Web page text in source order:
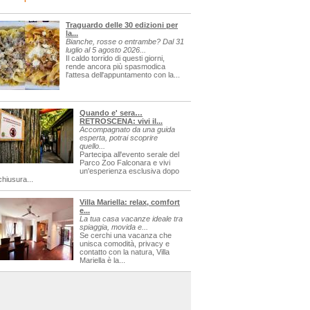
Traguardo delle 30 edizioni per
la...
Bianche, rosse o entrambe? Dal 31
luglio al 5 agosto 2026...
Il caldo torrido di questi giorni,
rende ancora più spasmodica
l'attesa dell'appuntamento con la...
Quando e' sera…
RETROSCENA: vivi il...
Accompagnato da una guida
esperta, potrai scoprire
quello...
Partecipa all'evento serale del
Parco Zoo Falconara e vivi
un'esperienza esclusiva dopo
Villa Mariella: relax, comfort
e...
La tua casa vacanze ideale tra
spiaggia, movida e...
Se cerchi una vacanza che
unisca comodità, privacy e
contatto con la natura, Villa
Mariella è la...